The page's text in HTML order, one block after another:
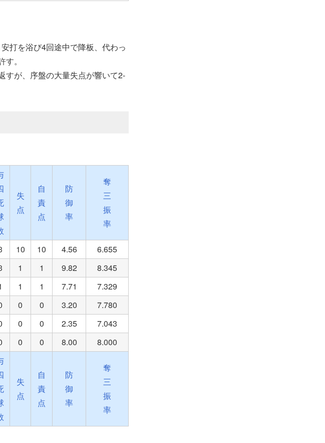
打を浴び4回途中で降板、代わっ
。
すが、序盤の大量失点が響いて2-
失
点
自
責
点
防
御
率
奪
三
振
率
10 10 4.56
6.655
1 1 9.82
8.345
1 1 7.71
7.329
0 0 3.20
7.780
0 0 2.35
7.043
0 0 8.00 8.000
失
点
自
責
点
防
御
率
奪
三
振
率